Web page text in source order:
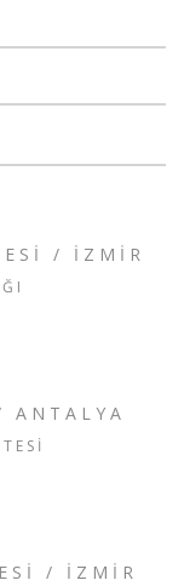
/ İZMİR
ANTALYA
/ İZMİR